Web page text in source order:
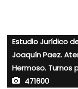
Estudio Jurídico
Joaquín Paez.
Hermoso. Turnos
471600